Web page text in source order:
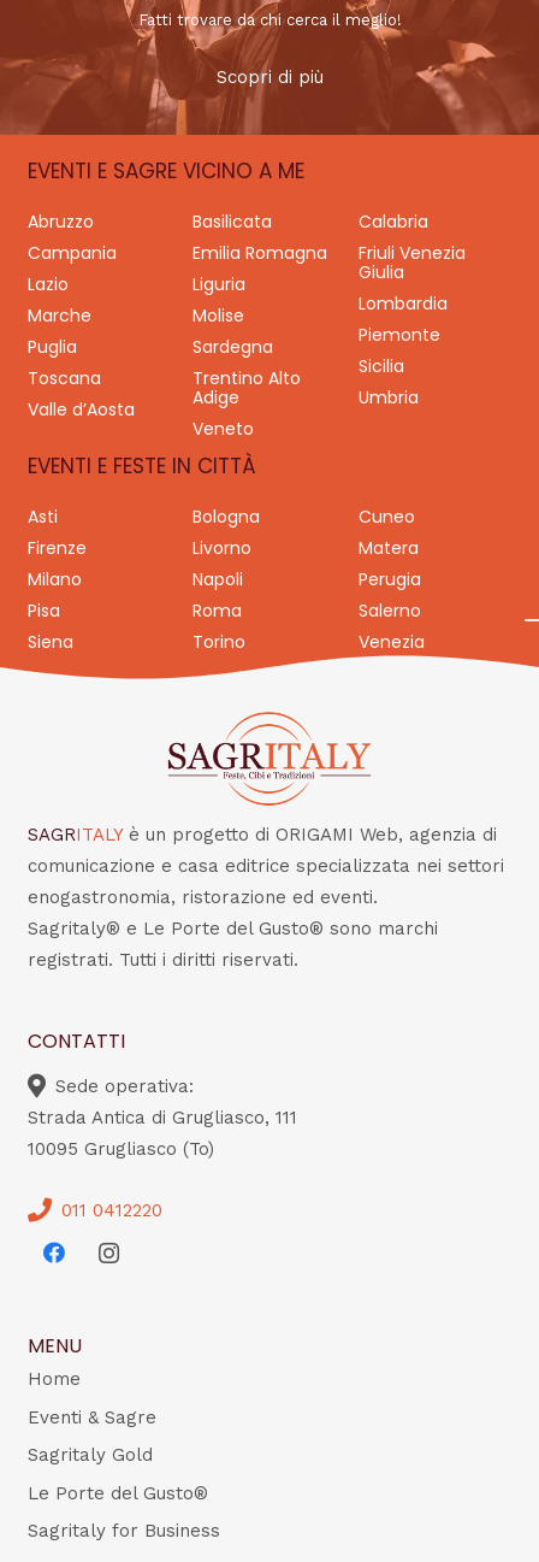
Fatti trovare da chi cerca il meglio!
Scopri di più
EVENTI E SAGRE VICINO A ME
Abruzzo Basilicata
Calabria
Campania
Emilia Romagna
Friuli Venezia
Giulia
Lazio
Liguria
Lombardia
Marche
Molise
Piemonte
Puglia
Sardegna
Sicilia
Toscana
Trentino Alto
Adige
Umbria
Valle d’Aosta
Veneto
EVENTI E FESTE IN CITTÀ
Asti Bologna
Cuneo
Firenze
Livorno
Matera
Milano
Napoli
Perugia
Pisa
Roma
Salerno
Siena
Torino Venezia
SAGRITALY è un progetto di ORIGAMI Web, agenzia di
comunicazione e casa editrice specializzata nei settori
enogastronomia, ristorazione ed eventi.
Sagritaly® e Le Porte del Gusto® sono marchi
registrati. Tutti i diritti riservati.
CONTATTI
Sede operativa:
Strada Antica di Grugliasco, 111
10095 Grugliasco (To)
011 0412220
MENU
Home
Eventi & Sagre
Sagritaly Gold
Le Porte del Gusto®
Sagritaly for Business